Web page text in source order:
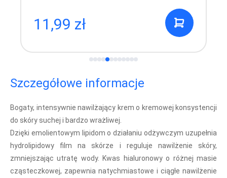
11,99 zł
Szczegółowe informacje
Bogaty, intensywnie nawilżający krem o kremowej konsystencji
do skóry suchej i bardzo wrażliwej.
Dzięki emolientowym lipidom o działaniu odżywczym uzupełnia
hydrolipidowy film na skórze i reguluje nawilżenie skóry,
zmniejszając utratę wody. Kwas hialuronowy o różnej masie
cząsteczkowej, zapewnia natychmiastowe i ciągłe nawilżenie